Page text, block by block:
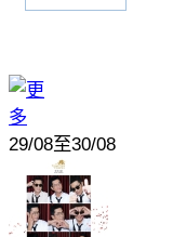
29/08至30/08